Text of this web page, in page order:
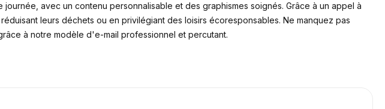
avec un contenu personnalisable et des graphismes soignés. Grâce à un appel à
leurs déchets ou en privilégiant des loisirs écoresponsables. Ne manquez pas
à notre modèle d'e-mail professionnel et percutant.